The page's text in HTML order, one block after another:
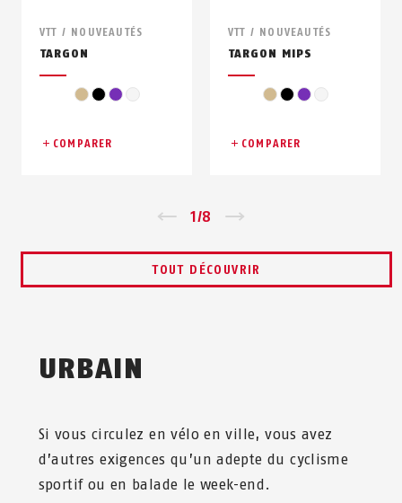
VTT / NOUVEAUTÉS
TARGON
beige
noirvioletblanc
COMPARER
VTT / NOUVEAUTÉS
TARGON MIPS
beige
noirvioletblanc
COMPARER
Zurück
1/8
TOUT DÉCOUVRIR
URBAIN
Si vous circulez en vélo en ville, vous avez
d’autres exigences qu’un adepte du cyclisme
sportif ou en balade le week-end.